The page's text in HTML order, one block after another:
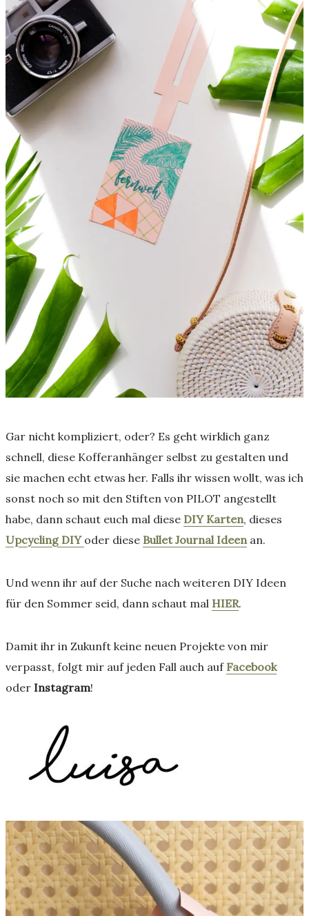
Gar nicht kompliziert, oder? Es geht wirklich ganz
schnell, diese Kofferanhänger selbst zu gestalten und
sie machen echt etwas her. Falls ihr wissen wollt, was ich
sonst noch so mit den Stiften von PILOT angestellt
habe, dann schaut euch mal diese DIY Karten, dieses
Upcycling DIY oder diese Bullet Journal Ideen an.
Und wenn ihr auf der Suche nach weiteren DIY Ideen
für den Sommer seid, dann schaut mal HIER.
Damit ihr in Zukunft keine neuen Projekte von mir
verpasst, folgt mir auf jeden Fall auch auf Facebook
oder Instagram!